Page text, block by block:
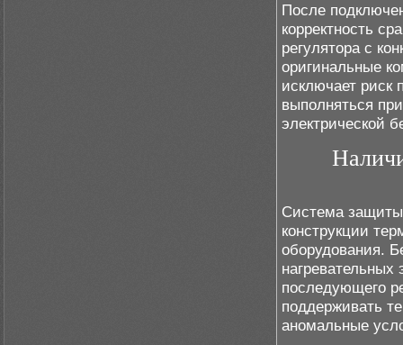
После
корректность
регулятора с
оригинальные
исключает
выполняться
электрической
Система защиты
конструкции
оборудования.
последующего
поддерживать
аномальные